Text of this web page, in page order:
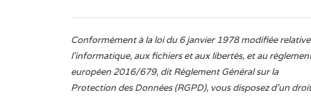
Conformément à la loi du 6 janvier 1978 modifiée
l'informatique, aux fichiers et aux libertés, et au
européen 2016/679, dit Règlement Général sur la
Protection des Données (RGPD), vous disposez d’un droit